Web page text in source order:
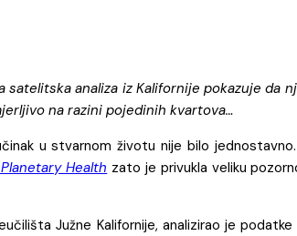
satelitska analiza iz Kalifornije pokazuje
na razini pojedinih kvartova…
u stvarnom životu nije bilo
Health zato je privukla veliku
Južne Kalifornije, analizirao je